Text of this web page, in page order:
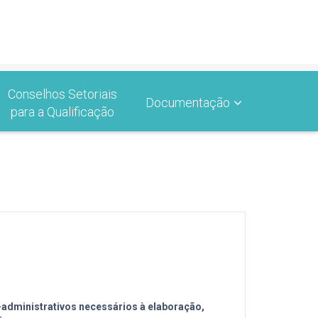
Conselhos Setoriais
para a Qualificação
Documentação
necessários à elaboração,